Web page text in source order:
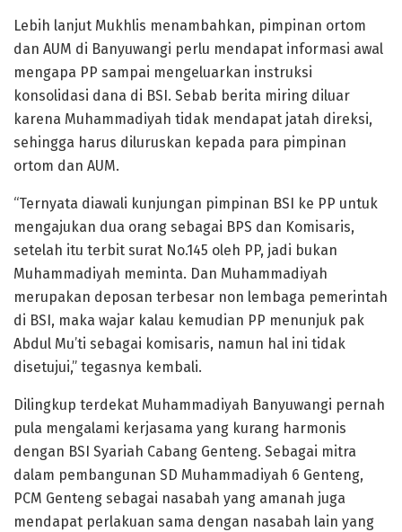
Lebih lanjut Mukhlis menambahkan, pimpinan ortom
dan AUM di Banyuwangi perlu mendapat informasi awal
mengapa PP sampai mengeluarkan instruksi
konsolidasi dana di BSI. Sebab berita miring diluar
karena Muhammadiyah tidak mendapat jatah direksi,
sehingga harus diluruskan kepada para pimpinan
ortom dan AUM.
“Ternyata diawali kunjungan pimpinan BSI ke PP untuk
mengajukan dua orang sebagai BPS dan Komisaris,
setelah itu terbit surat No.145 oleh PP, jadi bukan
Muhammadiyah meminta. Dan Muhammadiyah
merupakan deposan terbesar non lembaga pemerintah
di BSI, maka wajar kalau kemudian PP menunjuk pak
Abdul Mu’ti sebagai komisaris, namun hal ini tidak
disetujui,” tegasnya kembali.
Dilingkup terdekat Muhammadiyah Banyuwangi pernah
pula mengalami kerjasama yang kurang harmonis
dengan BSI Syariah Cabang Genteng. Sebagai mitra
dalam pembangunan SD Muhammadiyah 6 Genteng,
PCM Genteng sebagai nasabah yang amanah juga
mendapat perlakuan sama dengan nasabah lain yang